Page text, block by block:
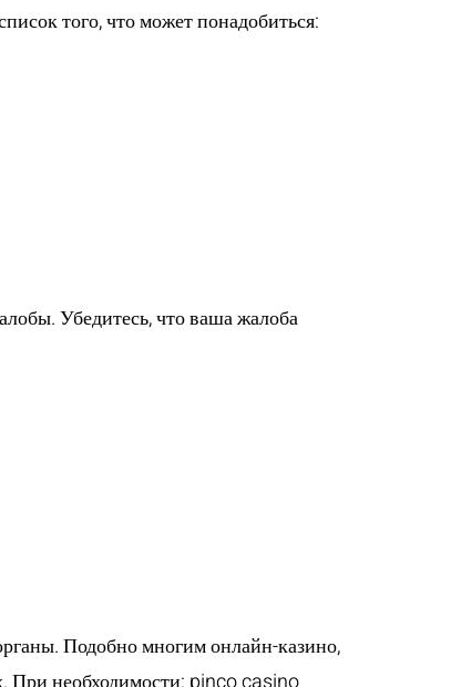
того, что может понадобиться:
Убедитесь, что ваша жалоба
Подобно многим онлайн-казино,